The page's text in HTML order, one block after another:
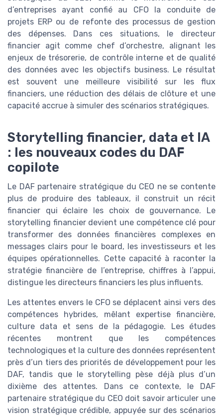
d’entreprises ayant confié au CFO la conduite de
projets ERP ou de refonte des processus de gestion
des dépenses. Dans ces situations, le directeur
financier agit comme chef d’orchestre, alignant les
enjeux de trésorerie, de contrôle interne et de qualité
des données avec les objectifs business. Le résultat
est souvent une meilleure visibilité sur les flux
financiers, une réduction des délais de clôture et une
capacité accrue à simuler des scénarios stratégiques.
Storytelling financier, data et IA
: les nouveaux codes du DAF
copilote
Le DAF partenaire stratégique du CEO ne se contente
plus de produire des tableaux, il construit un récit
financier qui éclaire les choix de gouvernance. Le
storytelling financier devient une compétence clé pour
transformer des données financières complexes en
messages clairs pour le board, les investisseurs et les
équipes opérationnelles. Cette capacité à raconter la
stratégie financière de l’entreprise, chiffres à l’appui,
distingue les directeurs financiers les plus influents.
Les attentes envers le CFO se déplacent ainsi vers des
compétences hybrides, mêlant expertise financière,
culture data et sens de la pédagogie. Les études
récentes montrent que les compétences
technologiques et la culture des données représentent
près d’un tiers des priorités de développement pour les
DAF, tandis que le storytelling pèse déjà plus d’un
dixième des attentes. Dans ce contexte, le DAF
partenaire stratégique du CEO doit savoir articuler une
vision stratégique crédible, appuyée sur des scénarios